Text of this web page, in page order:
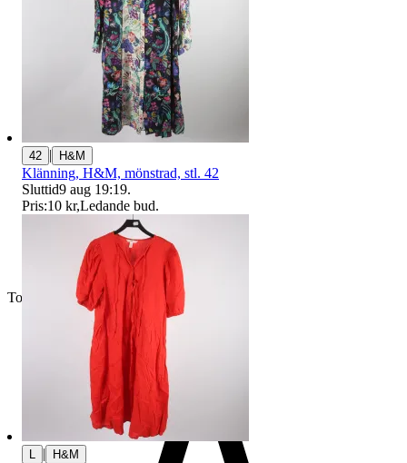
Toppsäljare
42 | H&M
Klänning, H&M, mönstrad, stl. 42
Sluttid9 aug 19:19.
Pris:10 kr,Ledande bud.
L | H&M